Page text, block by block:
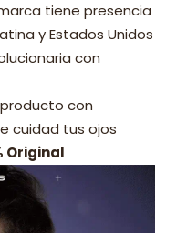
tiene presencia
y Estados Unidos
con
con
cuidad tus ojos
Original